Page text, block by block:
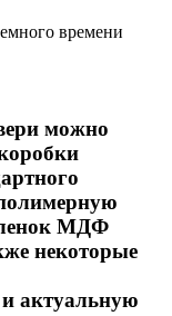
времени
можно
МДФ
некоторые
актуальную